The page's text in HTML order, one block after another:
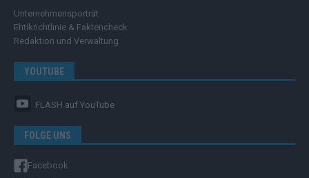
Unternehmensporträt
Ehtikrichtlinie & Faktencheck
Redaktion und Verwaltung
YOUTUBE
FLASH auf YouTube
FOLGE UNS
Facebook